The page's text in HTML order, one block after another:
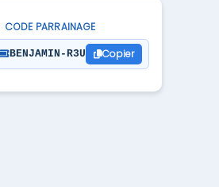
CODE PARRAINAGE
BENJAMIN-R3U Copier